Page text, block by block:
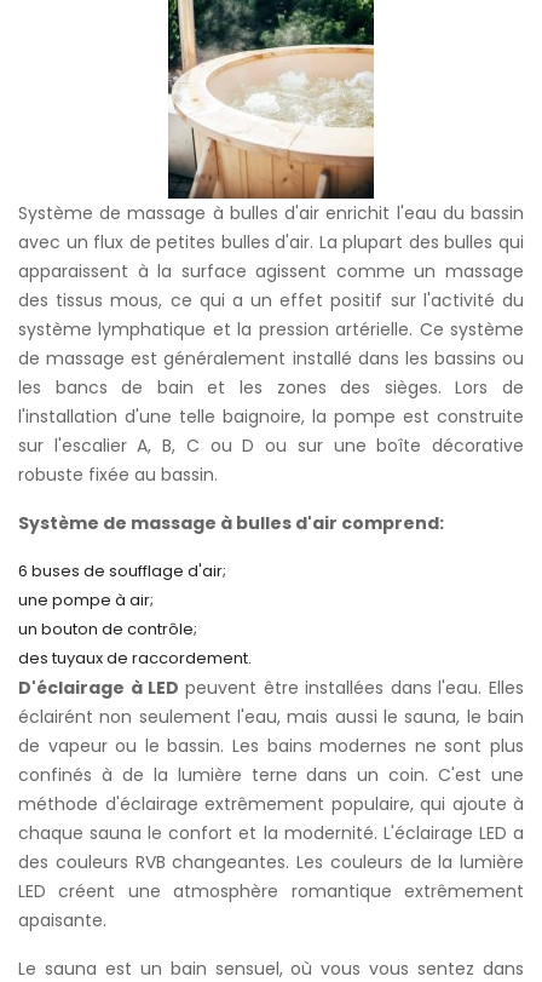
Système de massage à bulles d'air enrichit l'eau du bassin
avec un flux de petites bulles d'air. La plupart des bulles qui
apparaissent à la surface agissent comme un massage
des tissus mous, ce qui a un effet positif sur l'activité du
système lymphatique et la pression artérielle. Ce système
de massage est généralement installé dans les bassins ou
les bancs de bain et les zones des sièges. Lors de
l'installation d'une telle baignoire, la pompe est construite
sur l'escalier A, B, C ou D ou sur une boîte décorative
robuste fixée au bassin.
Système de massage à bulles d'air comprend:
6 buses de soufflage d'air;
une pompe à air;
un bouton de contrôle;
des tuyaux de raccordement.
D'éclairage à LED peuvent être installées dans l'eau. Elles
éclairént non seulement l'eau, mais aussi le sauna, le bain
de vapeur ou le bassin. Les bains modernes ne sont plus
confinés à de la lumière terne dans un coin. C'est une
méthode d'éclairage extrêmement populaire, qui ajoute à
chaque sauna le confort et la modernité. L'éclairage LED a
des couleurs RVB changeantes. Les couleurs de la lumière
LED créent une atmosphère romantique extrêmement
apaisante.
Le sauna est un bain sensuel, où vous vous sentez dans